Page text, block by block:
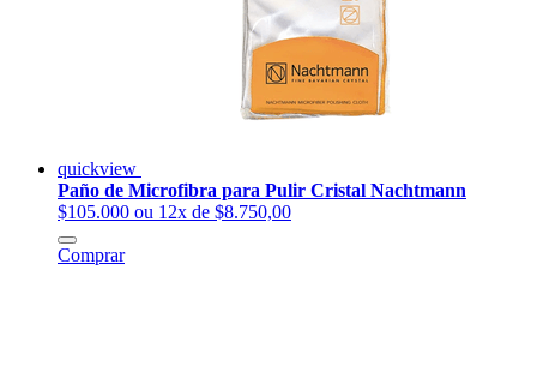
quickview
Paño de Microfibra para Pulir Cristal Nachtmann
$105.000 ou 12x de $8.750,00
Comprar